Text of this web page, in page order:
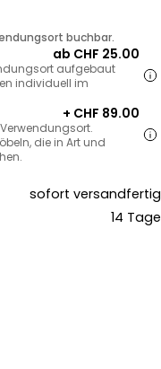
buchbar.
ab CHF 25.00
aufgebaut
individuell im
+ CHF 89.00
die in Art und
sofort versandfertig
14 Tage